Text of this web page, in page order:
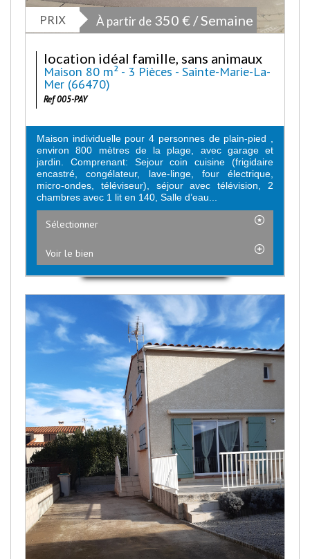
PRIX À partir de 350 € / Semaine
location idéal famille, sans animaux
Maison 80 m² - 3 Pièces - Sainte-Marie-La-
Mer (66470)
Ref 005-PAY
Maison individuelle pour 4 personnes de plain-pied ,
environ 800 mètres de la plage, avec garage et
jardin. Comprenant: Sejour coin cuisine (frigidaire
encastré, congélateur, lave-linge, four électrique,
micro-ondes, téléviseur), séjour avec télévision, 2
chambres avec 1 lit en 140, Salle d’eau...
Sélectionner
Voir le bien